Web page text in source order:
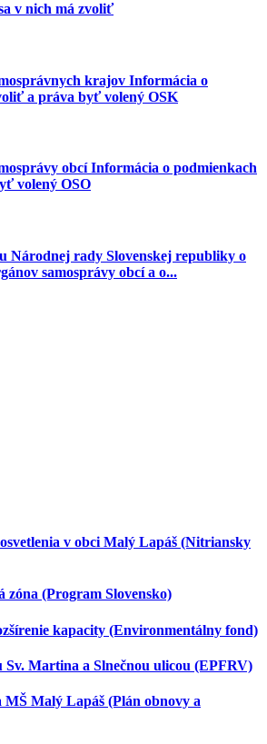
v nich má zvoliť
krajov Informácia o
a práva byť volený OSK
obcí Informácia o podmienkach
volený OSO
Národnej rady Slovenskej republiky o
samosprávy obcí a o...
v obci Malý Lapáš (Nitriansky
zóna (Program Slovensko)
kapacity (Environmentálny fond)
Martina a Slnečnou ulicou (EPFRV)
MŠ Malý Lapáš (Plán obnovy a